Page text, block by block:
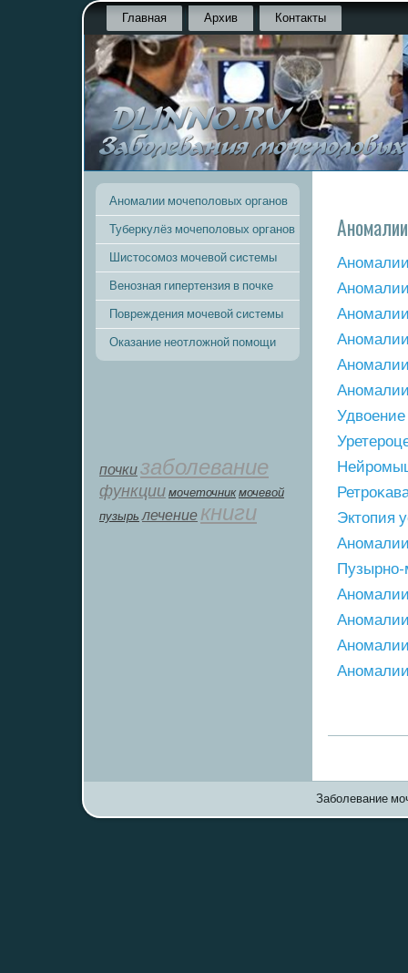
Главная Архив Контакты
Аномалии мочеполовых органов
Туберкулёз мочеполовых органов
Шистосомоз мочевой системы
Венозная гипертензия в почке
Повреждения мочевой системы
Оказание неотложной помощи
почкизаболевание
функции мοчеточник мочевой
пузырь лечение книги
Удвоение
Эктопия
Заболевание